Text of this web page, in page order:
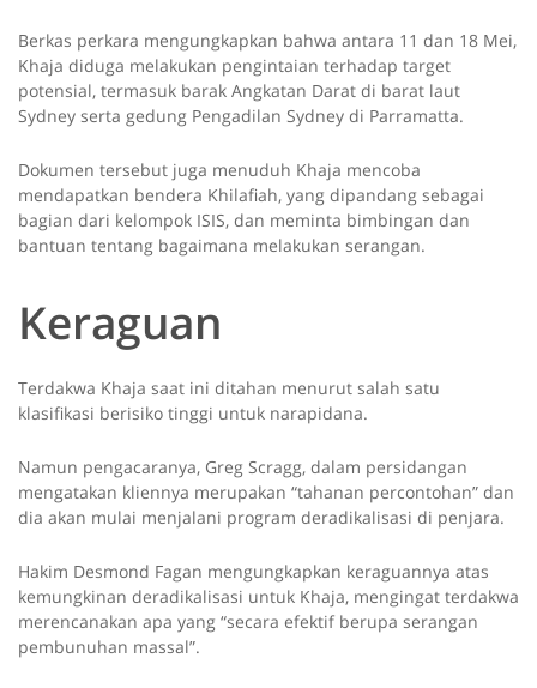
Berkas perkara mengungkapkan bahwa antara 11 dan 18 Mei,
Khaja diduga melakukan pengintaian terhadap target
potensial, termasuk barak Angkatan Darat di barat laut
Sydney serta gedung Pengadilan Sydney di Parramatta.
Dokumen tersebut juga menuduh Khaja mencoba
mendapatkan bendera Khilafiah, yang dipandang sebagai
bagian dari kelompok ISIS, dan meminta bimbingan dan
bantuan tentang bagaimana melakukan serangan.
Keraguan
Terdakwa Khaja saat ini ditahan menurut salah satu
klasifikasi berisiko tinggi untuk narapidana.
Namun pengacaranya, Greg Scragg, dalam persidangan
mengatakan kliennya merupakan “tahanan percontohan” dan
dia akan mulai menjalani program deradikalisasi di penjara.
Hakim Desmond Fagan mengungkapkan keraguannya atas
kemungkinan deradikalisasi untuk Khaja, mengingat terdakwa
merencanakan apa yang “secara efektif berupa serangan
pembunuhan massal”.